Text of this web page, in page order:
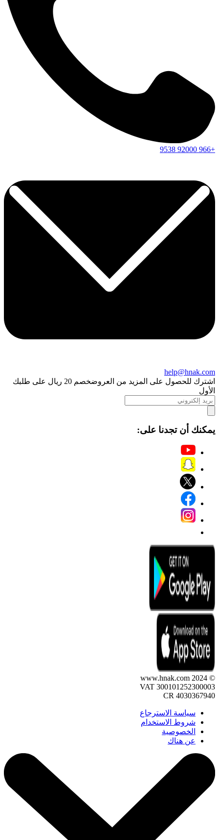
+966
92000
9538
help@hnak.com
اشترك للحصول على المزيد من العروض
خصم 20 ريال على طلبك
الأول
يمكنك أن تجدنا على:
© 2024 www.hnak.com
VAT 300101252300003
CR 4030367940
سياسة الاسترجاع
شروط الاستخدام
الخصوصية
عن هناك